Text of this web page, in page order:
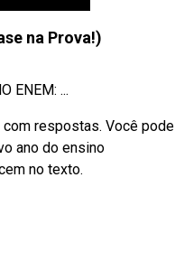
na Prova!)
ENEM: ...
com respostas. Você pode
ano do ensino
no texto.